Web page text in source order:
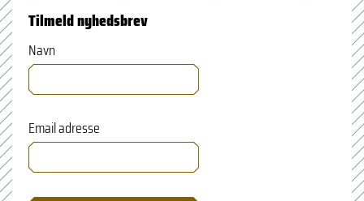
Tilmeld nyhedsbrev
Navn
Email adresse